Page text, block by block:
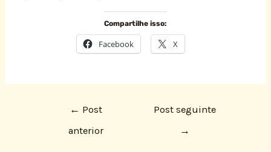
Compartilhe isso:
Facebook X
← Post
anterior
Post seguinte
→